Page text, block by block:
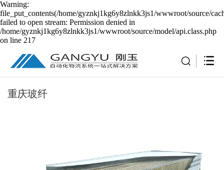
Warning:
file_put_contents(/home/gyznkj1kg6y8zlnkk3js1/wwwroot/source/
failed to open stream: Permission denied in
/home/gyznkj1kg6y8zlnkk3js1/wwwroot/source/model/api.class.php
on line 217
重庆玻纤